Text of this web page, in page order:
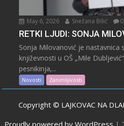
May 6, 2026 Snežana Bilić 0
RETKI LJUDI: SONJA
Sonja Milovanović je nastavnica
književnosti u OŠ „Mile
pesnikinja,...
Novosti Zanimljivosti
Copyright © LAJKOVAC NA